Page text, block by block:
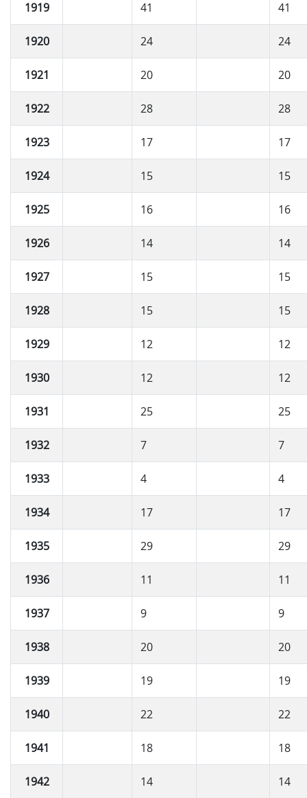
1919 41 41
1920 24 24
1921 20 20
1922 28 28
1923 17 17
1924 15 15
1925 16 16
1926 14 14
1927 15 15
1928 15 15
1929 12 12
1930 12 12
1931 25 25
1932 7 7
1933 4 4
1934 17 17
1935 29 29
1936 11 11
1937 9 9
1938 20 20
1939 19 19
1940 22 22
1941 18 18
1942 14 14